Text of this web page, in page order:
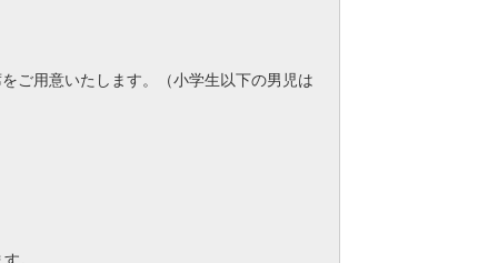
ご用意いたします。（小学生以下の男児は